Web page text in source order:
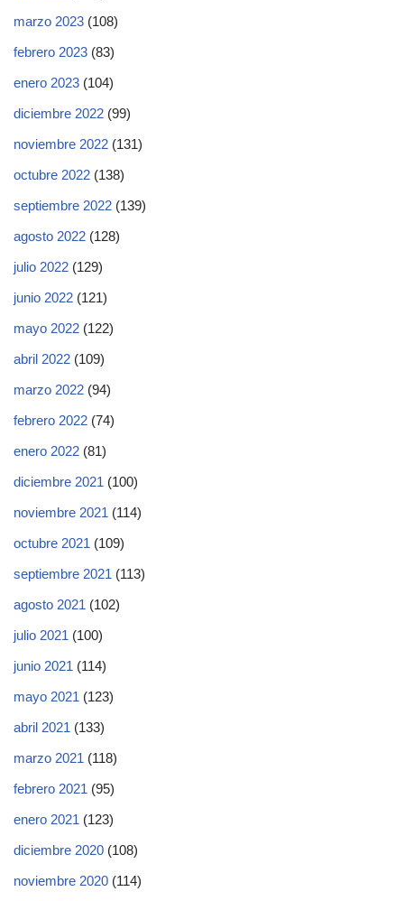
marzo 2023 (108)
febrero 2023 (83)
enero 2023 (104)
diciembre 2022 (99)
noviembre 2022 (131)
octubre 2022 (138)
septiembre 2022 (139)
agosto 2022 (128)
julio 2022 (129)
junio 2022 (121)
mayo 2022 (122)
abril 2022 (109)
marzo 2022 (94)
febrero 2022 (74)
enero 2022 (81)
diciembre 2021 (100)
noviembre 2021 (114)
octubre 2021 (109)
septiembre 2021 (113)
agosto 2021 (102)
julio 2021 (100)
junio 2021 (114)
mayo 2021 (123)
abril 2021 (133)
marzo 2021 (118)
febrero 2021 (95)
enero 2021 (123)
diciembre 2020 (108)
noviembre 2020 (114)